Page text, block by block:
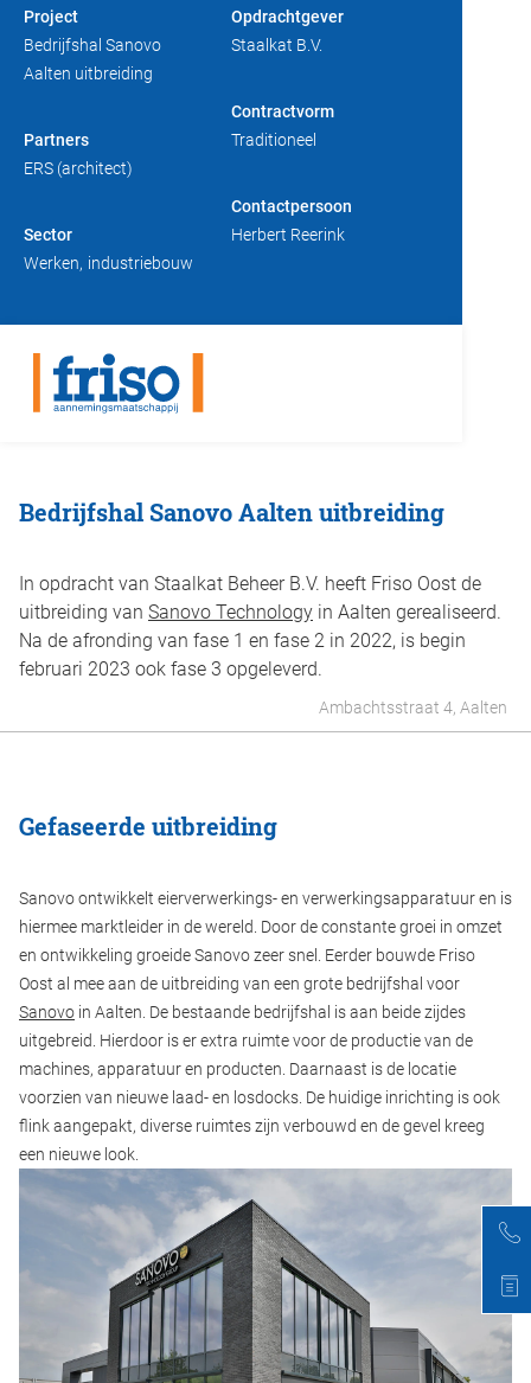
Duurzaam bouwen
Friso magazine
Project
Bedrijfshal Sanovo
Aalten uitbreiding
Partners
ERS (architect)
Sector
Werken industriebouw
Opdrachtgever
Staalkat B.V.
Contractvorm
Traditioneel
Contactpersoon
Herbert Reerink
Bedrijfshal Sanovo Aalten uitbreiding
In opdracht van Staalkat Beheer B.V. heeft Friso Oost de
uitbreiding van Sanovo Technology in Aalten gerealiseerd.
Na de afronding van fase 1 en fase 2 in 2022, is begin
februari 2023 ook fase 3 opgeleverd.
Ambachtsstraat 4, Aalten
Gefaseerde uitbreiding
Sanovo ontwikkelt eierverwerkings- en verwerkingsapparatuur en is
hiermee marktleider in de wereld. Door de constante groei in omzet
en ontwikkeling groeide Sanovo zeer snel. Eerder bouwde Friso
Oost al mee aan de uitbreiding van een grote bedrijfshal voor
Sanovo in Aalten. De bestaande bedrijfshal is aan beide zijdes
uitgebreid. Hierdoor is er extra ruimte voor de productie van de
machines, apparatuur en producten. Daarnaast is de locatie
voorzien van nieuwe laad- en losdocks. De huidige inrichting is ook
flink aangepakt, diverse ruimtes zijn verbouwd en de gevel kreeg
een nieuwe look.